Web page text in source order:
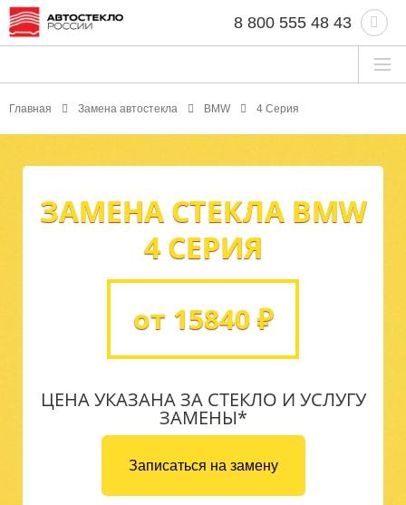
8 800 555 48 43
Главная Замена автостекла BMW 4 Серия
ЗАМЕНА СТЕКЛА BMW
4 СЕРИЯ
от 15840 ₽
ЦЕНА УКАЗАНА ЗА СТЕКЛО И УСЛУГУ
ЗАМЕНЫ*
Записаться на замену